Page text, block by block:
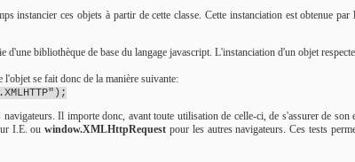
ces objets à partir de cette classe. Cette instanciation est obtenue par
bibliothèque de base du langage javascript. L'instanciation d'un objet
l'objet se fait donc de la manière suivante:
Il importe donc, avant toute utilisation de celle-ci, de s'assurer de
I.E. ouwindow.XMLHttpRequest pour les autres navigateurs. Ces tests